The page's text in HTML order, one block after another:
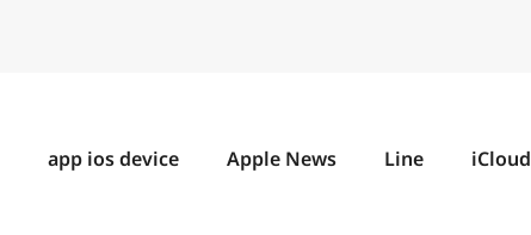
app ios device Apple News Line iCloud